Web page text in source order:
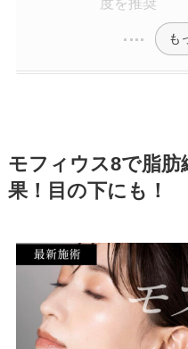
も
モフィウス8で脂
果！目の下にも！